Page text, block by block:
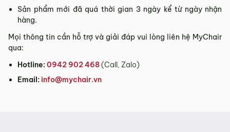
Sản phẩm mới đã quá thời gian 3 ngày kể từ ngày nhận
hàng.
Mọi thông tin cần hỗ trợ và giải đáp vui lòng liên hệ MyChair
qua:
Hotline:0942 902 468(Call, Zalo)
Email: info@mychair.vn